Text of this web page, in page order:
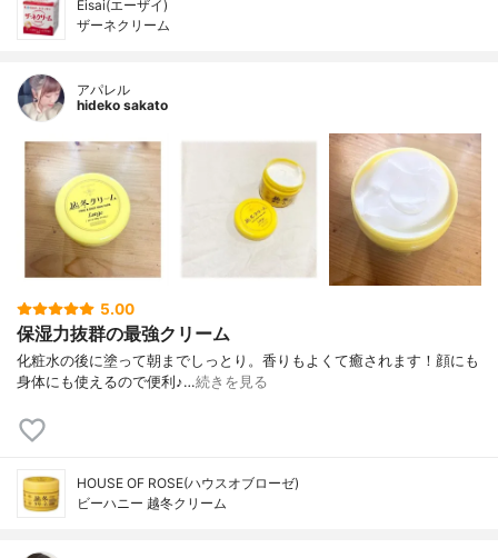
Eisai(エーザイ)
ザーネクリーム
アパレル
hideko sakato
5.00
保湿力抜群の最強クリーム
化粧水の後に塗って朝までしっとり。香りもよくて癒されます！顔にも
身体にも使えるので便利♪…続きを見る
HOUSE OF ROSE(ハウスオブローゼ)
ビーハニー 越冬クリーム